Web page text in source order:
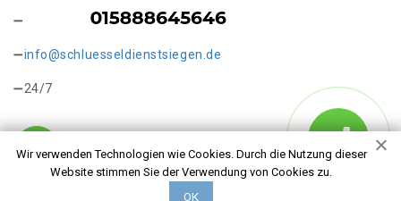
Wir verwenden Technologien wie Cookies. Durch die Nutzung dieser
Website stimmen Sie der Verwendung von Cookies zu.
ОК
info@schluesseldienstsiegen.de
24/7
Copyright © 2026 Schlüsseldienst in Siegen Seelbach. Alle